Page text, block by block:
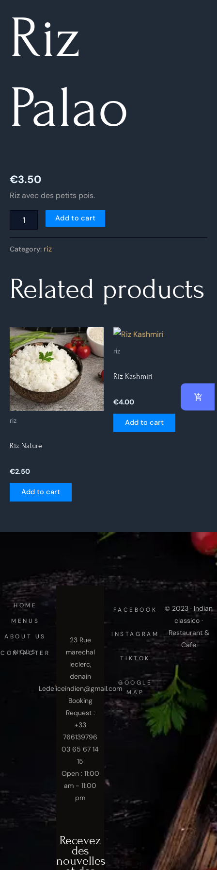
Riz
Palao
€3.50
Riz avec des petits pois.
Add to cart
Category: riz
Related products
riz
Riz Nature
€2.50
Add to cart
riz
Riz Kashmiri
€4.00
Add to cart
HOME
MENUS
ABOUT US
NOUS CONTACTER
23 Rue
marechal
leclerc,
denain
Ledeliceindien@gmail.com
Booking
Request :
+33
766139796
03 65 67 14
15
Open : 11:00
am - 11:00
pm
Recevez
des
nouvelles
FACEBOOK
INSTAGRAM
TIKTOK
GOOGLE
MAP
© 2023 · Indian
classico ·
Restaurant &
Cafe